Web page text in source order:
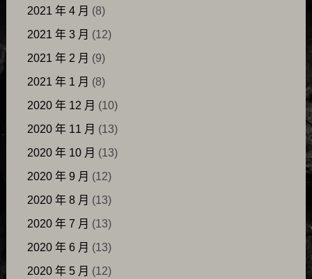
2021 年 4 月 (8)
2021 年 3 月 (12)
2021 年 2 月 (9)
2021 年 1 月 (8)
2020 年 12 月 (10)
2020 年 11 月 (13)
2020 年 10 月 (13)
2020 年 9 月 (12)
2020 年 8 月 (13)
2020 年 7 月 (13)
2020 年 6 月 (13)
2020 年 5 月 (12)